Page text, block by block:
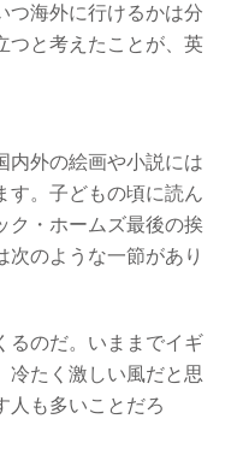
つ海外に行けるかは分
つと考えたことが、英
内外の絵画や小説には
す。子どもの頃に読ん
ク・ホームズ最後の挨
次のような一節があり
るのだ。いままでイギ
冷たく激しい風だと思
人も多いことだろ